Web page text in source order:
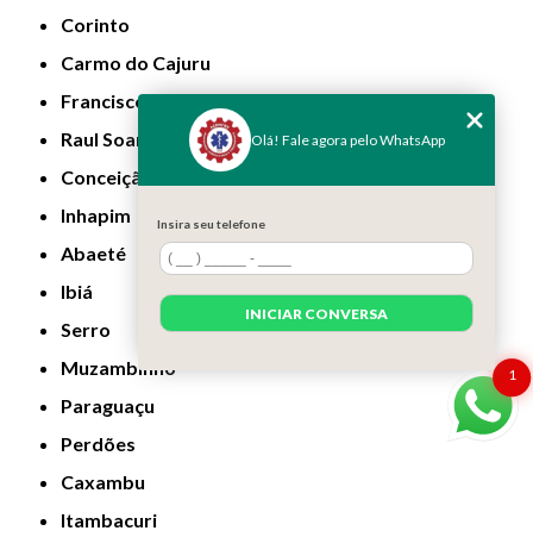
Corinto
Carmo do Cajuru
Francisco Sá
Raul Soares
Conceição do Mato Dentro
Inhapim
Abaeté
Ibiá
Serro
Muzambinho
Paraguaçu
Perdões
Caxambu
Itambacuri
1
Olá! Fale agora pelo WhatsApp
Insira seu telefone
INICIAR CONVERSA